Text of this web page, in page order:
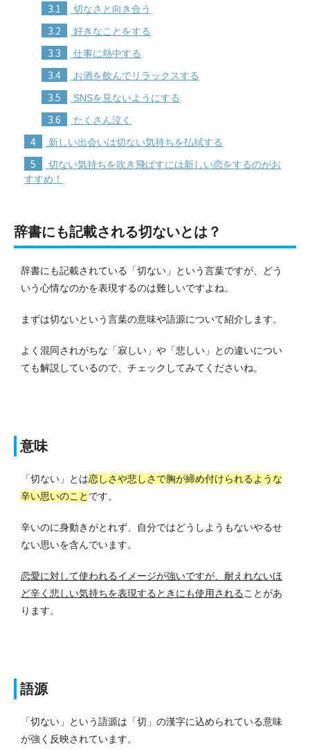
3.1 切なさと向き合う
3.2 好きなことをする
3.3 仕事に熱中する
3.4 お酒を飲んでリラックスする
3.5 SNSを見ないようにする
3.6 たくさん泣く
4 新しい出会いは切ない気持ちを払拭する
5
切ない気持ちを吹き飛ばすには新しい恋をするのがお
すすめ！
辞書にも記載される切ないとは？
辞書にも記載されている「切ない」という言葉ですが、どう
いう心情なのかを表現するのは難しいですよね。
まずは切ないという言葉の意味や語源について紹介します。
よく混同されがちな「寂しい」や「悲しい」との違いについ
ても解説しているので、チェックしてみてくださいね。
意味
「切ない」とは恋しさや悲しさで胸が締め付けられるような
辛い思いのこと です。
辛いのに身動きがとれず、自分ではどうしようもないやるせ
ない思いを含んでいます。
恋愛に対して使われるイメージが強いですが、耐えれないほ
ど辛く悲しい気持ちを表現するときにも使用される ことがあ
ります。
語源
「切ない」という語源は「切」の漢字に込められている意味
が強く反映されています。